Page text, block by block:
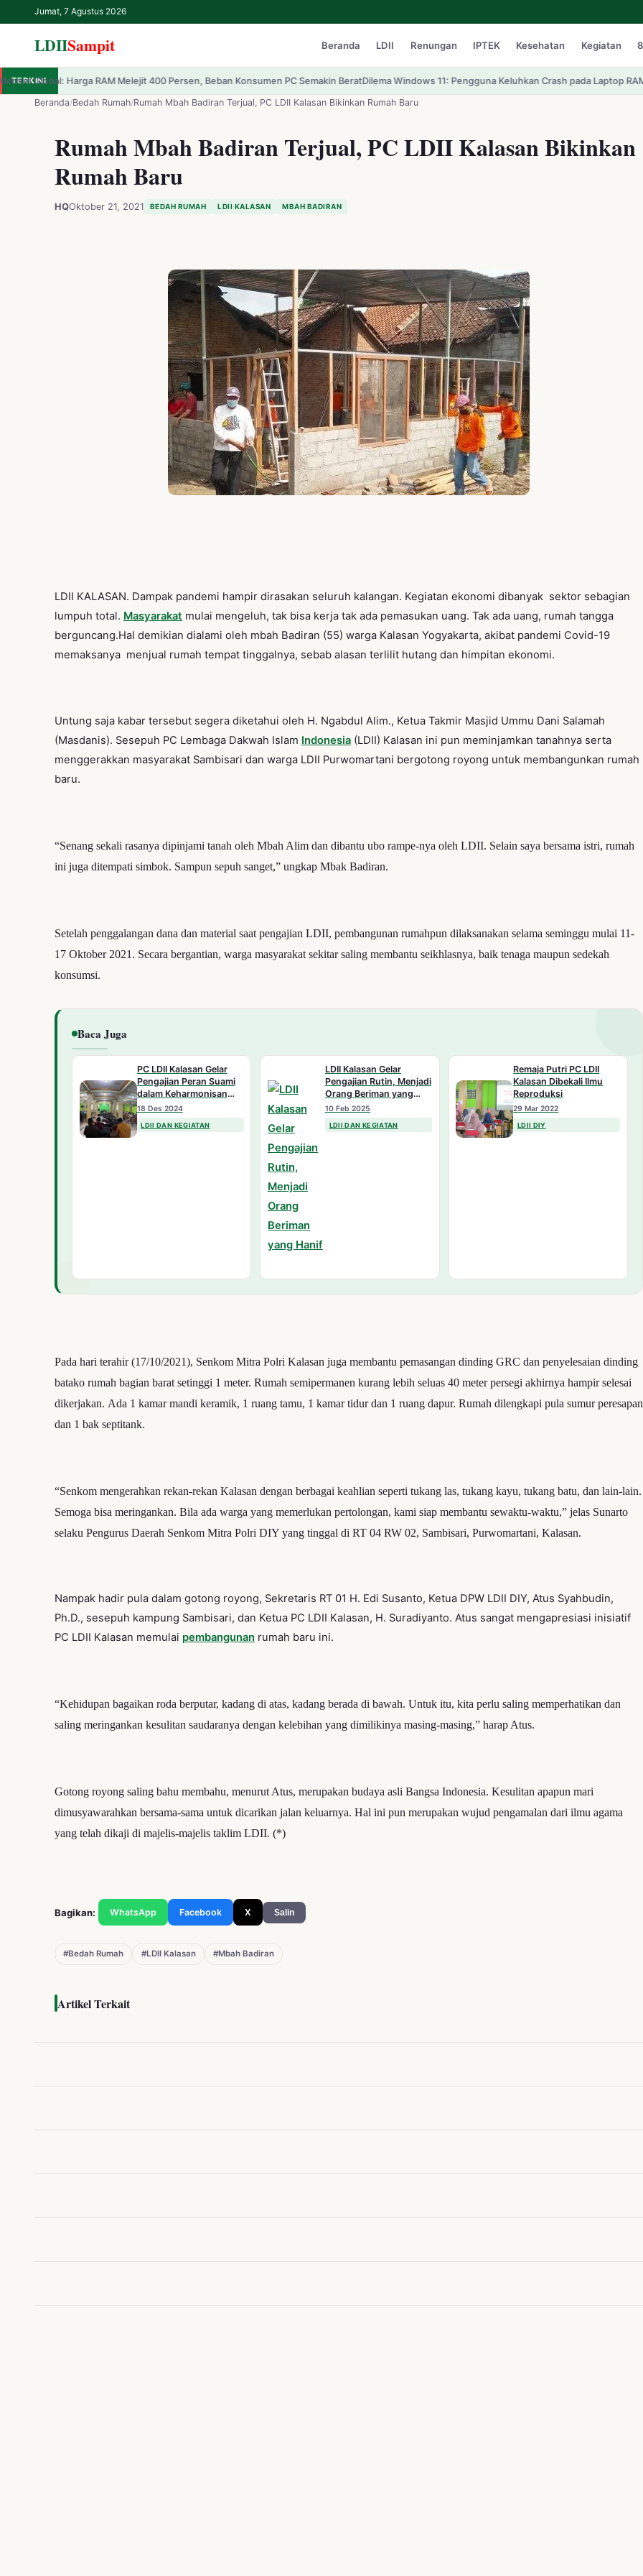
Jumat, 7 Agustus 2026
LDIISampit Beranda LDII Renungan IPTEK Kesehatan Kegiatan
LDIISampit ✕
Beranda
LDII
Renungan
TERKINI
RAM Melejit 400 Persen, Beban Konsumen PC Semakin BeratDilema Windows 11: Pengguna Keluhkan Crash pada Laptop RAM 32GB Meski
Beranda/Bedah Rumah/Rumah Mbah Badiran Terjual, PC LDII Kalasan Bikinkan Rumah Baru
Rumah Mbah Badiran Terjual, PC LDII Kalasan Bikinkan
Rumah Baru
HQOktober 21, 2021 BEDAH RUMAH LDII KALASAN MBAH BADIRAN
LDII KALASAN. Dampak pandemi hampir dirasakan seluruh kalangan. Kegiatan ekonomi dibanyak sektor sebagian
lumpuh total. Masyarakat mulai mengeluh, tak bisa kerja tak ada pemasukan uang. Tak ada uang, rumah tangga
berguncang.Hal demikian dialami oleh mbah Badiran (55) warga Kalasan Yogyakarta, akibat pandemi Covid-19
memaksanya menjual rumah tempat tinggalnya, sebab alasan terlilit hutang dan himpitan ekonomi.
Untung saja kabar tersebut segera diketahui oleh H. Ngabdul Alim., Ketua Takmir Masjid Ummu Dani Salamah
(Masdanis). Sesepuh PC Lembaga Dakwah Islam Indonesia (LDII) Kalasan ini pun meminjamkan tanahnya serta
menggerakkan masyarakat Sambisari dan warga LDII Purwomartani bergotong royong untuk membangunkan rumah
baru.
“Senang sekali rasanya dipinjami tanah oleh Mbah Alim dan dibantu ubo rampe-nya oleh LDII. Selain saya bersama istri, rumah
ini juga ditempati simbok. Sampun sepuh sanget,” ungkap Mbak Badiran.
Setelah penggalangan dana dan material saat pengajian LDII, pembangunan rumahpun dilaksanakan selama seminggu mulai 11-
17 Oktober 2021. Secara bergantian, warga masyarakat sekitar saling membantu seikhlasnya, baik tenaga maupun sedekah
konsumsi.
Baca Juga
PC LDII Kalasan Gelar
Pengajian Peran Suami
dalam Keharmonisan
Rumah Tangga
18 Des 2024
LDII DAN KEGIATAN
LDII Kalasan Gelar
Pengajian Rutin, Menjadi
Orang Beriman yang
Hanif
10 Feb 2025
LDII DAN KEGIATAN
Remaja Putri PC LDII
Kalasan Dibekali Ilmu
Reproduksi
29 Mar 2022
LDII DIY
Pada hari terahir (17/10/2021), Senkom Mitra Polri Kalasan juga membantu pemasangan dinding GRC dan penyelesaian dinding
batako rumah bagian barat setinggi 1 meter. Rumah semipermanen kurang lebih seluas 40 meter persegi akhirnya hampir selesai
dikerjakan. Ada 1 kamar mandi keramik, 1 ruang tamu, 1 kamar tidur dan 1 ruang dapur. Rumah dilengkapi pula sumur peresapan
dan 1 bak septitank.
“Senkom mengerahkan rekan-rekan Kalasan dengan berbagai keahlian seperti tukang las, tukang kayu, tukang batu, dan lain-lain.
Semoga bisa meringankan. Bila ada warga yang memerlukan pertolongan, kami siap membantu sewaktu-waktu,” jelas Sunarto
selaku Pengurus Daerah Senkom Mitra Polri DIY yang tinggal di RT 04 RW 02, Sambisari, Purwomartani, Kalasan.
Nampak hadir pula dalam gotong royong, Sekretaris RT 01 H. Edi Susanto, Ketua DPW LDII DIY, Atus Syahbudin,
Ph.D., sesepuh kampung Sambisari, dan Ketua PC LDII Kalasan, H. Suradiyanto. Atus sangat mengapresiasi inisiatif
PC LDII Kalasan memulai pembangunan rumah baru ini.
“Kehidupan bagaikan roda berputar, kadang di atas, kadang berada di bawah. Untuk itu, kita perlu saling memperhatikan dan
saling meringankan kesulitan saudaranya dengan kelebihan yang dimilikinya masing-masing,” harap Atus.
Gotong royong saling bahu membahu, menurut Atus, merupakan budaya asli Bangsa Indonesia. Kesulitan apapun mari
dimusyawarahkan bersama-sama untuk dicarikan jalan keluarnya. Hal ini pun merupakan wujud pengamalan dari ilmu agama
yang telah dikaji di majelis-majelis taklim LDII. (*)
Bagikan: WhatsApp Facebook X Salin
#Bedah Rumah #LDII Kalasan #Mbah Badiran
Artikel Terkait